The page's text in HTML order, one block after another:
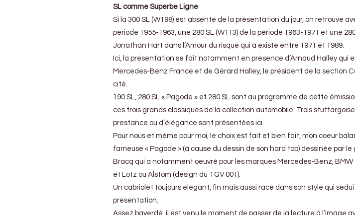
SL comme Superbe Ligne
Si la 300 SL (W198) est absente de la présentation du jour, on retrouve
période 1955-1963, une 280 SL (W113) de la période 1963-1971 et une
Jonathan Hart dans l’Amour du risque qui a existé entre 1971 et 1989.
Ici, la présentation se fait notamment en présence d’Arnaud Halley qui
Mercedes-Benz France et de Gérard Halley, le président de la section
cité.
190 SL, 280 SL « Pagode » et 280 SL sont au programme de cette
ces trois grands classiques de la collection automobile. Trois
prestance ou d’élégance sont présentées ici.
Pour nous et même pour moi, le choix est fait et bien fait, mon coeur
fameuse « Pagode » (à cause du dessin de son hard top) dessinée par
Bracq qui a notamment oeuvré pour les marques Mercedes-Benz,
et Lotz ou Alstom (design du TGV 001).
Un cabriolet toujours élégant, fin mais aussi racé dans son style qui
présentation.
Assez baverdé, il est venu le moment de passer de la lecture à l’image